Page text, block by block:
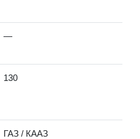
—
130
ГАЗ / КААЗ